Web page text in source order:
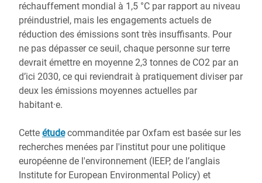
réchauffement mondial à 1,5 °C par rapport au niveau
préindustriel, mais les engagements actuels de
réduction des émissions sont très insuffisants. Pour
ne pas dépasser ce seuil, chaque personne sur terre
devrait émettre en moyenne 2,3 tonnes de CO2 par an
d’ici 2030, ce qui reviendrait à pratiquement diviser par
deux les émissions moyennes actuelles par
habitant·e.
Cette étudecommanditée par Oxfam est basée sur les
recherches menées par l'institut pour une politique
européenne de l'environnement (IEEP, de l’anglais
Institute for European Environmental Policy) et